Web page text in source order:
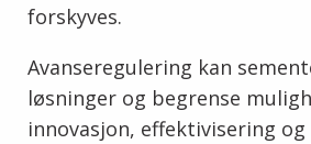
forskyves.
Avanseregulering kan
løsninger og begrense
innovasjon, effektivisering og